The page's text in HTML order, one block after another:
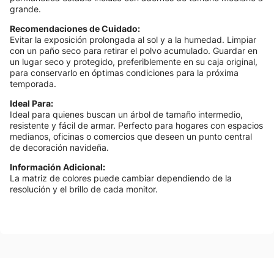
grande.
Recomendaciones de Cuidado:
Evitar la exposición prolongada al sol y a la humedad. Limpiar
con un paño seco para retirar el polvo acumulado. Guardar en
un lugar seco y protegido, preferiblemente en su caja original,
para conservarlo en óptimas condiciones para la próxima
temporada.
Ideal Para:
Ideal para quienes buscan un árbol de tamaño intermedio,
resistente y fácil de armar. Perfecto para hogares con espacios
medianos, oficinas o comercios que deseen un punto central
de decoración navideña.
Información Adicional:
La matriz de colores puede cambiar dependiendo de la
resolución y el brillo de cada monitor.